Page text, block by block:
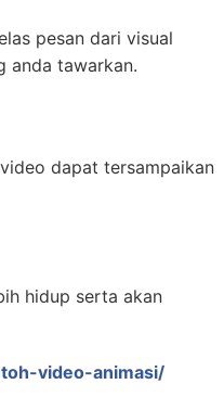
pesan dari visual
anda tawarkan.
dapat tersampaikan
hidup serta akan
video-animasi/